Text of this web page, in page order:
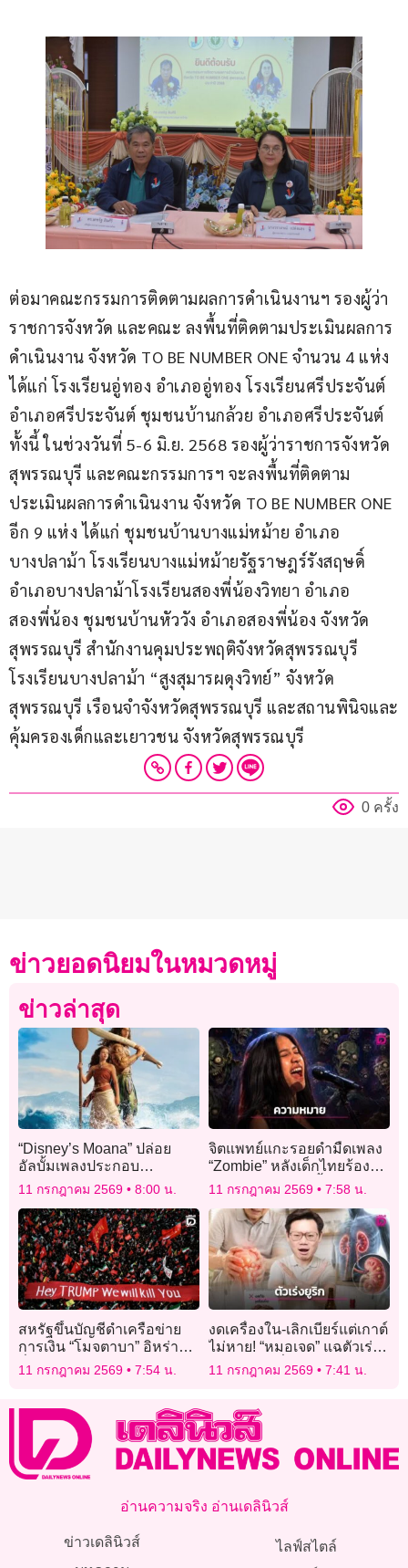
ต่อมาคณะกรรมการติดตามผลการดำเนินงานฯ รองผู้ว่า
ราชการจังหวัด และคณะ ลงพื้นที่ติดตามประเมินผลการ
ดำเนินงาน จังหวัด TO BE NUMBER ONE จำนวน 4 แห่ง
ได้แก่ โรงเรียนอู่ทอง อำเภออู่ทอง โรงเรียนศรีประจันต์
อำเภอศรีประจันต์ ชุมชนบ้านกล้วย อำเภอศรีประจันต์
ทั้งนี้ ในช่วงวันที่ 5-6 มิ.ย. 2568 รองผู้ว่าราชการจังหวัด
สุพรรณบุรี และคณะกรรมการฯ จะลงพื้นที่ติดตาม
ประเมินผลการดำเนินงาน จังหวัด TO BE NUMBER ONE
อีก 9 แห่ง ได้แก่ ชุมชนบ้านบางแม่หม้าย อำเภอ
บางปลาม้า โรงเรียนบางแม่หม้ายรัฐราษฎร์รังสฤษดิ์
อำเภอบางปลาม้าโรงเรียนสองพี่น้องวิทยา อำเภอ
สองพี่น้อง ชุมชนบ้านหัววัง อำเภอสองพี่น้อง จังหวัด
สุพรรณบุรี สำนักงานคุมประพฤติจังหวัดสุพรรณบุรี
โรงเรียนบางปลาม้า “สูงสุมารผดุงวิทย์” จังหวัด
สุพรรณบุรี เรือนจำจังหวัดสุพรรณบุรี และสถานพินิจและ
คุ้มครองเด็กและเยาวชน จังหวัดสุพรรณบุรี
0 ครั้ง
ข่าวยอดนิยมในหมวดหมู่
ข่าวล่าสุด
“Disney’s Moana” ปล่อย
อัลบั้มเพลงประกอบ
ภาพยนตร์สุดเพราะเอาใจ
11 กรกฎาคม 2569 8:00 น.
จิตแพทย์แกะรอยดำมืดเพลง
“Zombie” หลังเด็กไทยร้อง
สะเทือนเวทีโลก ชี้ชัด
“ซอมบี้” คืออะไรกันแน่?
11 กรกฎาคม 2569 7:58 น.
สหรัฐขึ้นบัญชีดำเครือข่าย
การเงิน “โมจตาบา” อิหร่าน
ลั่นพร้อมตอบโต้
11 กรกฎาคม 2569 7:54 น.
งดเครื่องใน-เลิกเบียร์แต่เกาต์
ไม่หาย! “หมอเจด” แฉตัวเร่ง
ยูริกตัวจริงที่หลายคนคาดไม่
11 กรกฎาคม 2569 7:41 น.
อ่านความจริง อ่านเดลินิวส์
ข่าวเดลินิวส์
ไลฟ์สไตล์